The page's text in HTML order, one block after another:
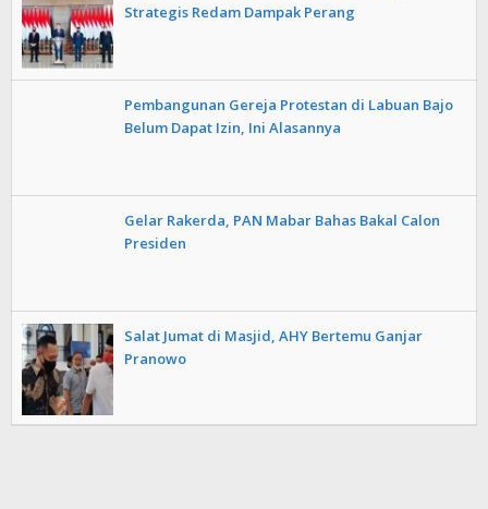
Strategis Redam Dampak Perang
Pembangunan Gereja Protestan di Labuan Bajo
Belum Dapat Izin, Ini Alasannya
Gelar Rakerda, PAN Mabar Bahas Bakal Calon
Presiden
Salat Jumat di Masjid, AHY Bertemu Ganjar
Pranowo